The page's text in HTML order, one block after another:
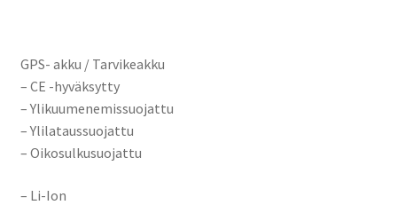
GPS- akku / Tarvikeakku
– CE -hyväksytty
– Ylikuumenemissuojattu
– Ylilataussuojattu
– Oikosulkusuojattu
– Li-Ion